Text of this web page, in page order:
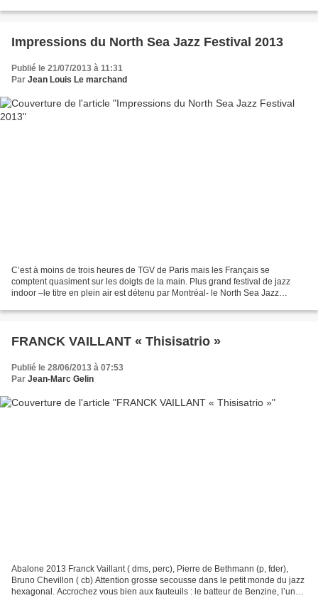
Impressions du North Sea Jazz Festival 2013
Publié le 21/07/2013 à 11:31
Par Jean Louis Le marchand
C’est à moins de trois heures de TGV de Paris mais les Français se
comptent quasiment sur les doigts de la main. Plus grand festival de jazz
indoor –le titre en plein air est détenu par Montréal- le North Sea Jazz
FRANCK VAILLANT « Thisisatrio »
Publié le 28/06/2013 à 07:53
Par Jean-Marc Gelin
Abalone 2013 Franck Vaillant ( dms, perc), Pierre de Bethmann (p, fder),
Bruno Chevillon ( cb) Attention grosse secousse dans le petit monde du jazz
hexagonal. Accrochez vous bien aux fauteuils : le batteur de Benzine, l’un